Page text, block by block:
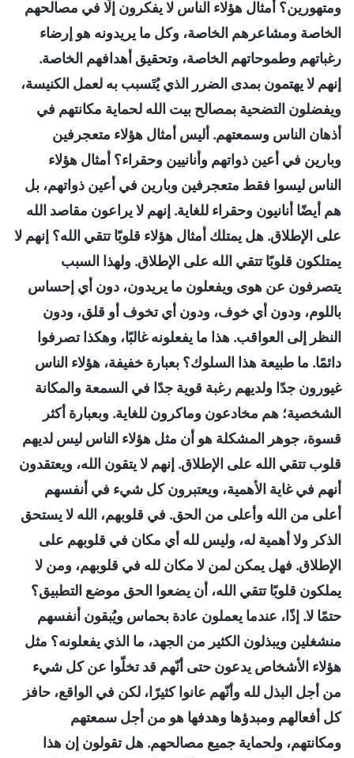
ومتهورين؟ أمثال هؤلاء الناس لا يفكرون إلّا في مصالحهم
الخاصة ومشاعرهم الخاصة، وكل ما يريدونه هو إرضاء
رغباتهم وطموحاتهم الخاصة، وتحقيق أهدافهم الخاصة.
إنهم لا يهتمون بمدى الضرر الذي يُتَسبب به لعمل الكنيسة،
ويفضلون التضحية بمصالح بيت الله لحماية مكانتهم في
أذهان الناس وسمعتهم. أليس أمثال هؤلاء متعجرفين
وبارين في أعين ذواتهم وأنانيين وحقراء؟ أمثال هؤلاء
الناس ليسوا فقط متعجرفين وبارين في أعين ذواتهم، بل
هم أيضًا أنانيون وحقراء للغاية. إنهم لا يراعون مقاصد الله
على الإطلاق. هل يمتلك أمثال هؤلاء قلوبًا تتقي الله؟ إنهم لا
يمتلكون قلوبًا تتقي الله على الإطلاق. ولهذا السبب
يتصرفون عن هوى ويفعلون ما يريدون، دون أي إحساس
باللوم، ودون أي خوف، ودون أي تخوف أو قلق، ودون
النظر إلى العواقب. هذا ما يفعلونه غالبًا، وهكذا تصرفوا
دائمًا. ما طبيعة هذا السلوك؟ بعبارة خفيفة، هؤلاء الناس
غيورون جدًا ولديهم رغبة قوية جدًا في السمعة والمكانة
الشخصية؛ هم مخادعون وماكرون للغاية. وبعبارة أكثر
قسوة، جوهر المشكلة هو أن مثل هؤلاء الناس ليس لديهم
قلوب تتقي الله على الإطلاق. إنهم لا يتقون الله، ويعتقدون
أنهم في غاية الأهمية، ويعتبرون كل شيء في أنفسهم
أعلى من الله وأعلى من الحق. في قلوبهم، الله لا يستحق
الذكر ولا أهمية له، وليس لله أي مكان في قلوبهم على
الإطلاق. فهل يمكن لمن لا مكان لله في قلوبهم، ومن لا
يملكون قلوبًا تتقي الله، أن يضعوا الحق موضع التطبيق؟
حتمًا لا. إذًا، عندما يعملون عادة بحماس ويُبقون أنفسهم
منشغلين ويبذلون الكثير من الجهد، ما الذي يفعلونه؟ مثل
هؤلاء الأشخاص يدعون حتى أنّهم قد تخلّوا عن كل شيء
من أجل البذل لله وأنّهم عانوا كثيرًا، لكن في الواقع، حافز
كل أفعالهم ومبدؤها وهدفها هو من أجل سمعتهم
ومكانتهم، ولحماية جميع مصالحهم. هل تقولون إن هذا